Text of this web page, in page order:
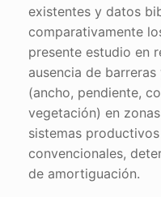
existentes y datos
comparativamente
presente estudio en
ausencia de
(ancho, pendiente,
vegetación) en
sistemas
convencionales,
de amortiguación.